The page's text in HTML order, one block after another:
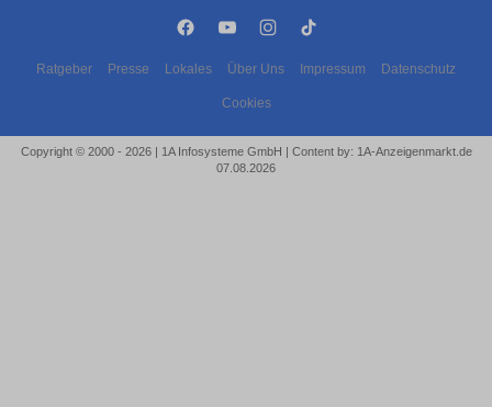
Ratgeber Presse Lokales Über Uns Impressum Datenschutz
Cookies
Copyright © 2000 - 2026 | 1A Infosysteme GmbH | Content by: 1A-Anzeigenmarkt.de
07.08.2026